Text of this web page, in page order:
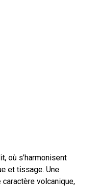
où s’harmonisent
et tissage. Une
volcanique,